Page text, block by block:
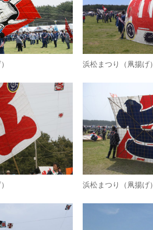
浜松まつり（凧揚げ）
浜松まつり（凧揚げ）